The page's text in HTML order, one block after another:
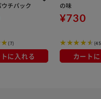
ウチパック
(7)
に入れる
の味
¥730
カート